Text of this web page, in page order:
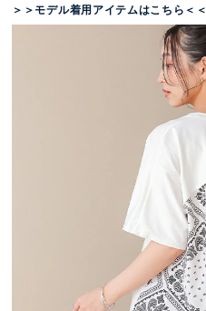
＞＞モデル着用アイテムはこちら＜＜